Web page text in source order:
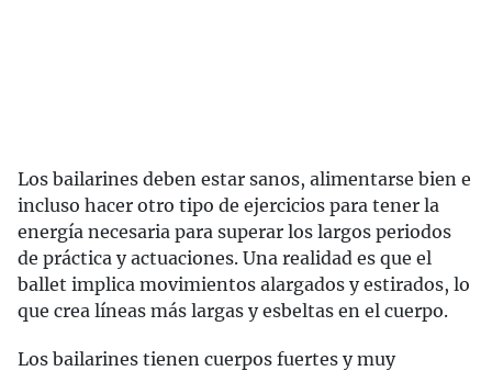
Los bailarines deben estar sanos, alimentarse bien e
incluso hacer otro tipo de ejercicios para tener la
energía necesaria para superar los largos periodos
de práctica y actuaciones. Una realidad es que el
ballet implica movimientos alargados y estirados, lo
que crea líneas más largas y esbeltas en el cuerpo.
Los bailarines tienen cuerpos fuertes y muy